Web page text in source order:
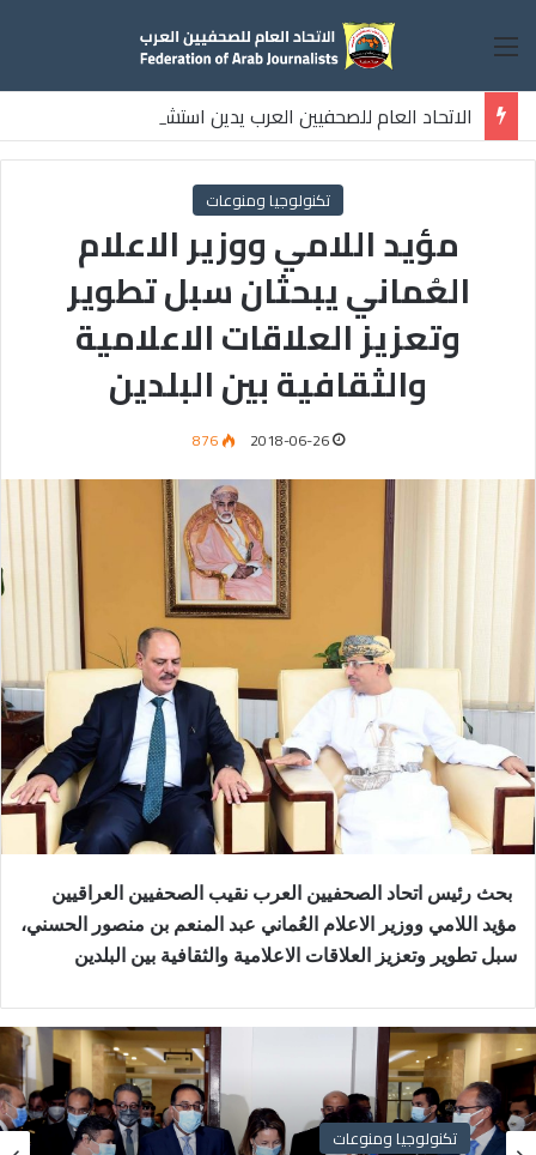
القائمة
الاتحاد العام للصحفيين العرب يدين استشهاد
ثلاثة صحفيين فلسطينيين باستهداف إسرائيلي وسط قطاع غزة
تكنولوجيا ومنوعات
مؤيد اللامي ووزير الاعلام
العُماني يبحثان سبل تطوير
وتعزيز العلاقات الاعلامية
والثقافية بين البلدين
2018-06-26
876
بحث رئيس اتحاد الصحفيين العرب نقيب الصحفيين العراقيين
مؤيد اللامي ووزير الاعلام العُماني عبد المنعم بن منصور الحسني،
سبل تطوير وتعزيز العلاقات الاعلامية والثقافية بين البلدين
تكنولوجيا ومنوعات